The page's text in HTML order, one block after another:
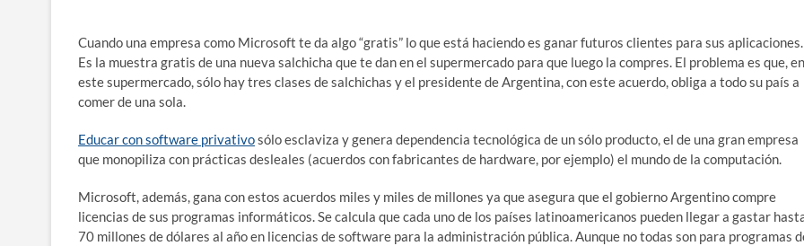
Cuando una empresa como Microsoft te da algo “gratis” lo que está haciendo es ganar futuros clientes para sus aplicaciones.
Es la muestra gratis de una nueva salchicha que te dan en el supermercado para que luego la compres. El problema es que, en
este supermercado, sólo hay tres clases de salchichas y el presidente de Argentina, con este acuerdo, obliga a todo su país a
comer de una sola.
Educar con software privativosólo esclaviza y genera dependencia tecnológica de un sólo producto, el de una gran empresa
que monopiliza con prácticas desleales (acuerdos con fabricantes de hardware, por ejemplo) el mundo de la computación.
Microsoft, además, gana con estos acuerdos miles y miles de millones ya que asegura que el gobierno Argentino compre
licencias de sus programas informáticos. Se calcula que cada uno de los países latinoamericanos pueden llegar a gastar
70 millones de dólares al año en licencias de software para la administración pública. Aunque no todas son para programas